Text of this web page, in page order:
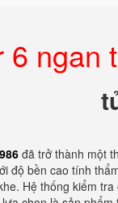
6 ngan
đã trở thành một
độ bền cao tính
Hệ thống kiểm